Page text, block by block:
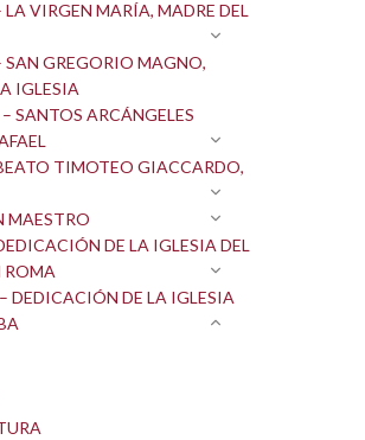
LA VIRGEN MARÍA, MADRE DEL
SAN GREGORIO MAGNO,
IGLESIA
SANTOS ARCÁNGELES
TIMOTEO GIACCARDO,
MAESTRO
DE LA IGLESIA DEL
ROMA
DEDICACIÓN DE LA IGLESIA